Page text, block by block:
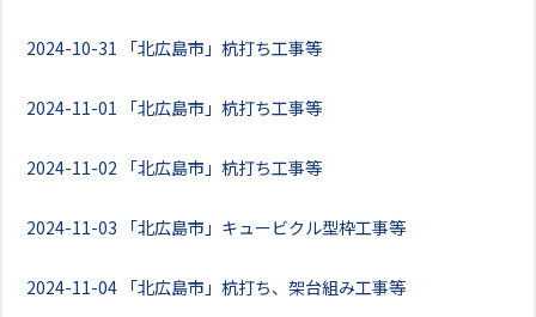
2024-10-31 「北広島市」杭打ち工事等
2024-11-01 「北広島市」杭打ち工事等
2024-11-02 「北広島市」杭打ち工事等
2024-11-03 「北広島市」キュービクル型枠工事等
2024-11-04 「北広島市」杭打ち、架台組み工事等